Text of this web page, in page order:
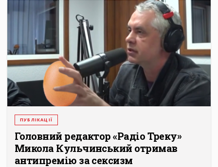
ПУБЛІКАЦІЇ
Головний редактор «Радіо Треку»
Микола Кульчинський отримав
антипремію за сексизм